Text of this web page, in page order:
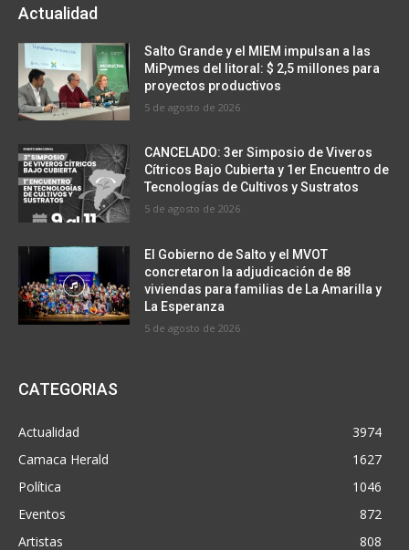
Actualidad
Salto Grande y el MIEM impulsan a las
MiPymes del litoral: $ 2,5 millones para
proyectos productivos
5 de agosto de 2026
CANCELADO: 3er Simposio de Viveros
Cítricos Bajo Cubierta y 1er Encuentro de
Tecnologías de Cultivos y Sustratos
5 de agosto de 2026
El Gobierno de Salto y el MVOT
concretaron la adjudicación de 88
viviendas para familias de La Amarilla y
La Esperanza
5 de agosto de 2026
CATEGORIAS
Actualidad
3974
Camaca Herald
1627
Política
1046
Eventos
872
Artistas
808